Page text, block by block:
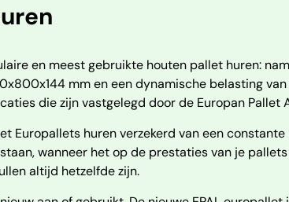
en meest gebruikte houten pallet huren:
mm en een dynamische belasting
die zijn vastgelegd door de Europan Pallet
Europallets huren verzekerd van een
wanneer het op de prestaties van je
altijd hetzelfde zijn.